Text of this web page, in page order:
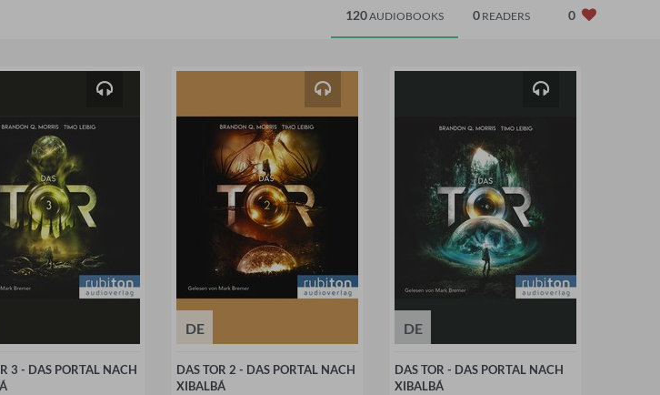
120AUDIOBOOKS 0 READERS 0
3 - DAS PORTAL NACH
DE
DAS TOR 2 - DAS PORTAL NACH
XIBALBÁ
DE
DAS TOR - DAS PORTAL NACH
XIBALBÁ